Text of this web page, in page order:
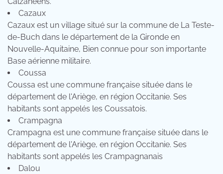
Cazaux
Cazaux est un village situé sur la commune de La Teste-
de-Buch dans le département de la Gironde en
Nouvelle-Aquitaine, Bien connue pour son importante
Base aérienne militaire.
Coussa
Coussa est une commune française située dans le
département de l'Ariège, en région Occitanie. Ses
habitants sont appelés les Coussatois.
Crampagna
Crampagna est une commune française située dans le
département de l'Ariège, en région Occitanie. Ses
habitants sont appelés les Crampagnanais
Dalou